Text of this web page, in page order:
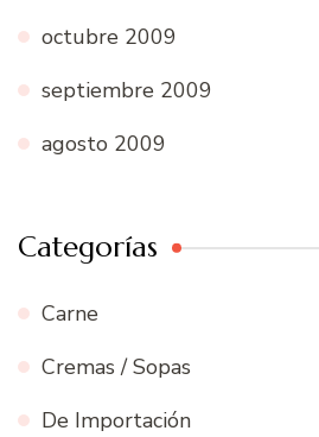
octubre 2009
septiembre 2009
agosto 2009
Categorías
Carne
Cremas / Sopas
De Importación